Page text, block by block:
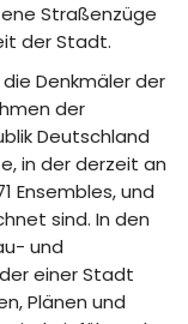
Straßenzüge
der Stadt.
die Denkmäler der
der
Deutschland
in der derzeit an
Ensembles, und
sind. In den
und
einer Stadt
Plänen und